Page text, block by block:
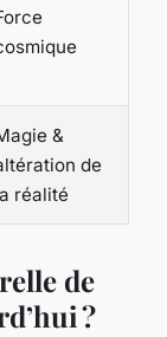
&
de
réalité
de
?